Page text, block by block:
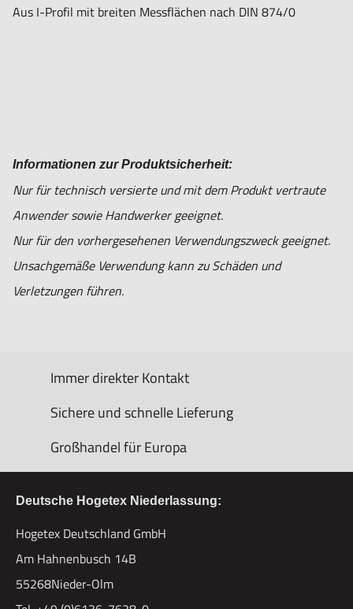
Aus I-Profil mit breiten Messflächen nach DIN 874/0
Informationen zur Produktsicherheit:
Nur für technisch versierte und mit dem Produkt vertraute
Anwender sowie Handwerker geeignet.
Nur für den vorhergesehenen Verwendungszweck geeignet.
Unsachgemäße Verwendung kann zu Schäden und
Verletzungen führen.
Immer direkter Kontakt
Sichere und schnelle Lieferung
Großhandel für Europa
Deutsche Hogetex Niederlassung:
Hogetex Deutschland GmbH
Am Hahnenbusch 14B
55268Nieder-Olm